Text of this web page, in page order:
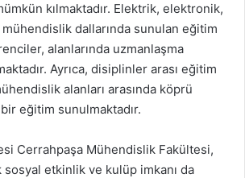
kılmaktadır. Elektrik, elektronik,
dallarında sunulan eğitim
alanlarında uzmanlaşma
Ayrıca, disiplinler arası eğitim
alanları arasında köprü
eğitim sunulmaktadır.
Cerrahpaşa Mühendislik Fakültesi,
etkinlik ve kulüp imkanı da